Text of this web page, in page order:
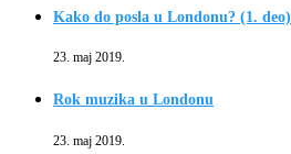
Kako do posla u Londonu? (1. deo)
23. maj 2019.
Rok muzika u Londonu
23. maj 2019.